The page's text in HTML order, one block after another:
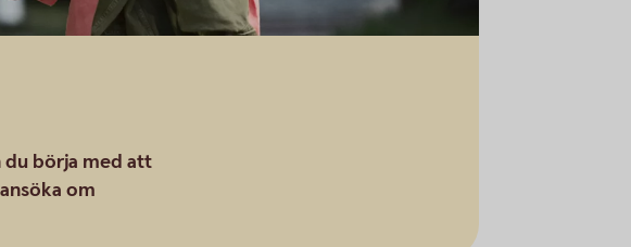
du börja med att
om